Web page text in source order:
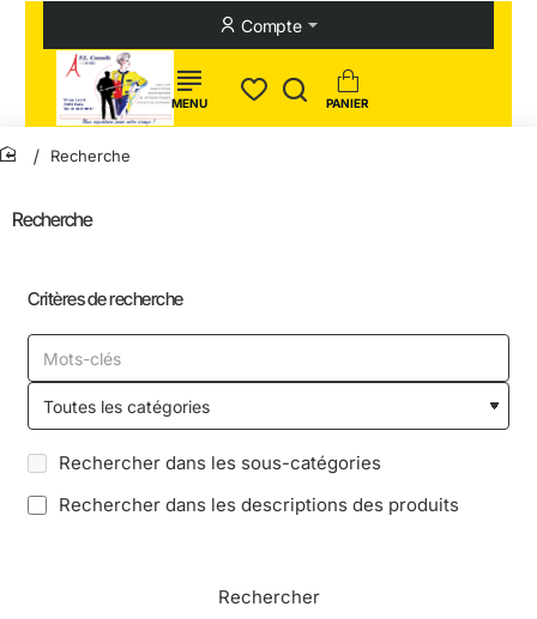
Compte
Recherche
home
Recherche
Critères de recherche
Rechercher dans les sous-catégories
Rechercher dans les descriptions des produits
Rechercher